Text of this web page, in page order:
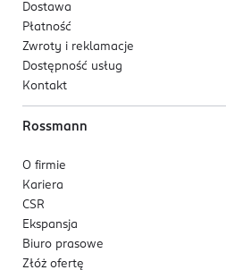
Dostawa
Płatność
Zwroty i reklamacje
Dostępność usług
Kontakt
Rossmann
O firmie
Kariera
CSR
Ekspansja
Biuro prasowe
Złóż ofertę